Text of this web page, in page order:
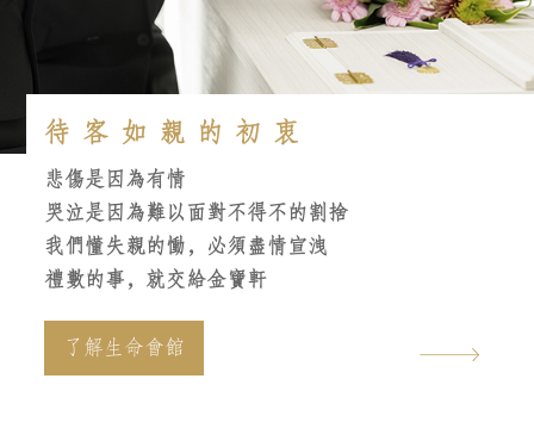
待客如親的初衷
悲傷是因為有情
哭泣是因為難以面對不得不的割捨
我們懂失親的慟，必須盡情宣洩
禮數的事，就交給金寶軒
了解生命會館